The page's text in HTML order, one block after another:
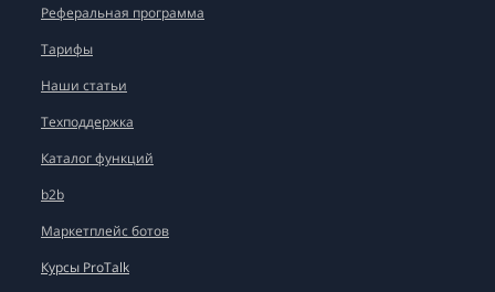
Реферальная программа
Тарифы
Наши статьи
Техподдержка
Каталог функций
b2b
Маркетплейс ботов
Курсы ProTalk